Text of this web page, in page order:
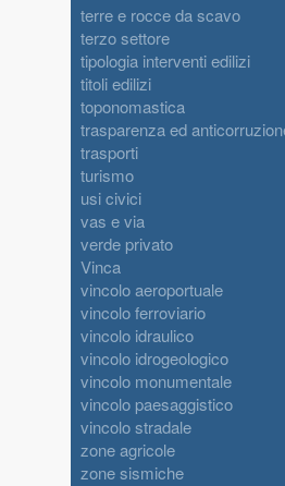
terre e rocce da scavo
terzo settore
tipologia interventi edilizi
titoli edilizi
toponomastica
trasparenza ed
trasporti
turismo
usi civici
vas e via
verde privato
Vinca
vincolo aeroportuale
vincolo ferroviario
vincolo idraulico
vincolo idrogeologico
vincolo monumentale
vincolo paesaggistico
vincolo stradale
zone agricole
zone sismiche